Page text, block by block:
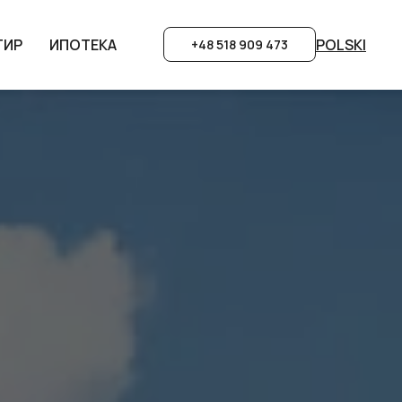
ИПОТЕКА +48 518 909 473 POLSKI
ИПОТЕКА +48 518 909 473 POLSKI